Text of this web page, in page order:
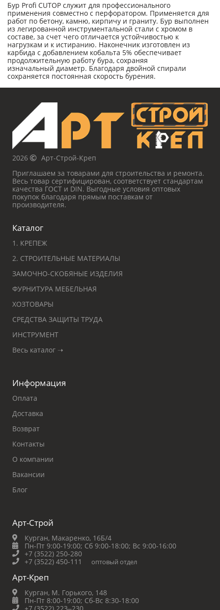
Бур Profi CUTOP служит для профессионального
применения совместно с перфоратором. Применяется для
работ по бетону, камню, кирпичу и граниту. Бур выполнен
из легированной инструментальной стали с хромом в
составе, за счет чего отличается устойчивостью к
нагрузкам и к истиранию. Наконечник изготовлен из
карбида с добавлением кобальта 5% обеспечивает
продолжительную работу бура, сохраняя
изначальный диаметр. Благодаря двойной спирали
сохраняется постоянная скорость бурения.
2026
Арт-Строй-Креп
Приглашаем за товарами для строительства и ремонта.
Весь товар сертифицирован, соответствует стандартам
качества ГОСТ и DIN. Выгодные условия оптовых
покупок благодаря прямым поставкам от
производителя.
Каталог
1. КРЕПЕЖ
2. СТРОИТЕЛЬНЫЕ МАТЕРИАЛЫ
ЗАМОЧНО-СКОБЯНЫЕ ИЗДЕЛИЯ
ФУРНИТУРА МЕБЕЛЬНАЯ
ХОЗТОВАРЫ
СРЕДСТВА ЗАЩИТЫ ТРУДА
ИНСТРУМЕНТ
Весь каталог ➝
Информация
Оплата
Доставка
Возврат
Контакты
О компании
Вакансии
Блог
Арт-Строй
Курган, Макаренко, 16Б/4
Пн-Пт 9:00-19:00; Сб 9:00-18:00; Вс 9:00-16:00
+7 (3522) 250-280
+7 (3522) 450-111
оптовый отдел
Арт-Креп
Курган, М. Горького, 148
Пн-Пт 8:00-19:00; Сб-Вс 8:30-18:00